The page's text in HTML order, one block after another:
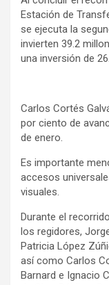
Estación de
se ejecuta la
invierten 39.2
una inversión de
Carlos Cortés
por ciento de
de enero.
Es importante
accesos
visuales.
Durante el
los regidores,
Patricia López
así como Carlos
Barnard e Ignacio